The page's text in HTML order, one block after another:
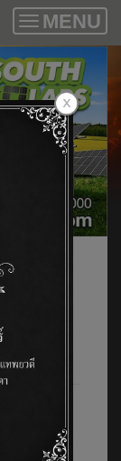
Toggle
MENU
South
ออกแบบ
Krabi)